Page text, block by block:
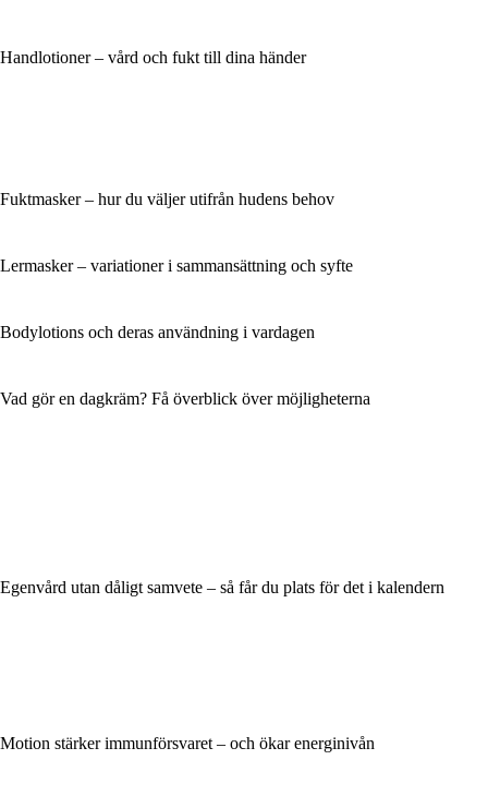
Handlotioner – vård och fukt till dina händer
Fuktmasker – hur du väljer utifrån hudens behov
Lermasker – variationer i sammansättning och syfte
Bodylotions och deras användning i vardagen
Vad gör en dagkräm? Få överblick över möjligheterna
Egenvård utan dåligt samvete – så får du plats för det i kalendern
Motion stärker immunförsvaret – och ökar energinivån